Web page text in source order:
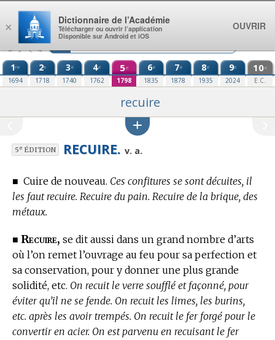
Aller au contenu
1re
1694
2e
1718
3e
1740
4e
1762
5e
1798
6e
1835
7e
1878
8e
1935
9e
2024
10e
E.C.
recuire
5eÉDITION RECUIRE. v. a.
■ Cuire de nouveau. Ces confitures se sont décuites, il
les faut recuire. Recuire du pain. Recuire de la brique, des
métaux.
■ Recuire, se dit aussi dans un grand nombre d’arts
où l’on remet l’ouvrage au feu pour sa perfection et
sa conservation, pour y donner une plus grande
solidité, etc. On recuit le verre soufflé et façonné, pour
éviter qu’il ne se fende. On recuit les limes, les burins,
etc. après les avoir trempés. On recuit le fer forgé pour le
convertir en acier. On est parvenu en recuisant le fer
×
Dictionnaire de l’Académie
Télécharger ou ouvrir l’application
Disponible sur Android et iOS
OUVRIR